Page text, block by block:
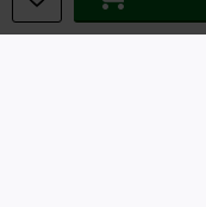
I prezzi sono IVA